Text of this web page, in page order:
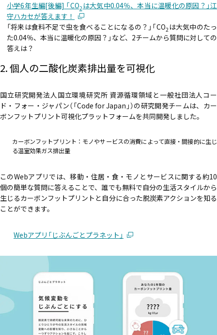
小学6年生編[後編] 「CO2 は大気中0.04％、本当に温暖化の原因？」江
守ハカセが答えます！
「将来は食料不足で虫を食べることになるの？」「CO2 は大気中のたっ
た0.04％、本当に温暖化の原因？」など、2チームから質問に対しての
答えは？
2. 個人の二酸化炭素排出量を可視化
国立研究開発法人国立環境研究所 資源循環領域と一般社団法人コー
ド・フォー・ジャパン（「Code for Japan」）の研究開発チームは、カー
ボンフットプリント可視化プラットフォームを共同開発しました。
カーボンフットプリント：モノやサービスの消費によって直接・間接的に生じ
る温室効果ガス排出量
このWebアプリでは、移動・住居・食・モノとサービスに関する約10
個の簡単な質問に答えることで、誰でも無料で自分の生活スタイルから
生じるカーボンフットプリントと自分に合った脱炭素アクションを知る
ことができます。
Webアプリ「じぶんごとプラネット」